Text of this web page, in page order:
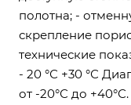
полотна; -
скрепление
технические
- 20 °С +30 °С
от -20°С до